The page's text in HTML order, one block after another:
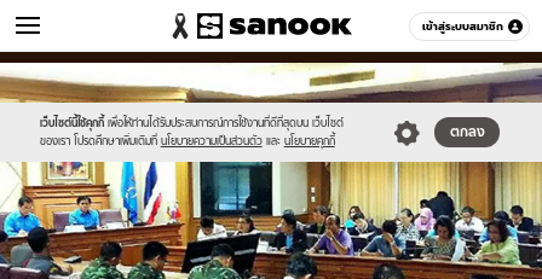
เข้าสู่ระบบสมาชิก
ข่าว หมวดอื่นๆ
เว็บไซต์นี้ใช้คุกกี้ เพื่อให้ท่านได้รับประสบการณ์การใช้งานที่ดีที่สุดบน เว็บไซต์
ของเรา โปรดศึกษาเพิ่มเติมที่ นโยบายความเป็นส่วนตัว และ นโยบายคุกกี้
ตกลง
Sanook
//s.isanook.com/sr/0/images/logo-
new-
sanook.png
600
60
//s.isanook.com/ns/0/ud/367/1835802/634268-
01.jpg